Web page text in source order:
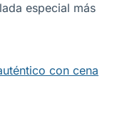
especial más
con cena